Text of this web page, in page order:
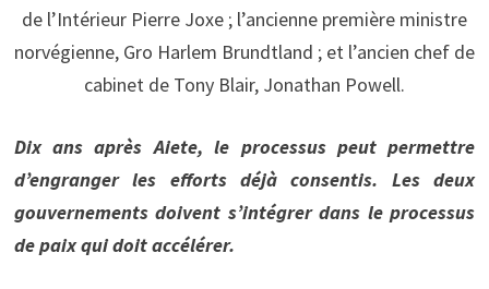
de l’Intérieur Pierre Joxe ; l’ancienne première ministre
norvégienne, Gro Harlem Brundtland ; et l’ancien chef de
cabinet de Tony Blair, Jonathan Powell.
Dix ans après Aiete, le processus peut permettre
d’engranger les efforts déjà consentis. Les deux
gouvernements doivent s’intégrer dans le processus
de paix qui doit accélérer.